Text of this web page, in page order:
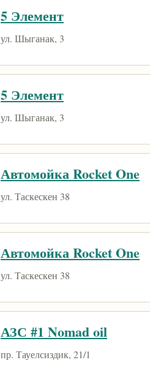
5 Элемент
ул. Шыганак, 3
5 Элемент
ул. Шыганак, 3
Автомойка Rocket One
ул. Таскескен 38
Автомойка Rocket One
ул. Таскескен 38
АЗС #1 Nomad oil
пр. Тауелсиздик, 21/1